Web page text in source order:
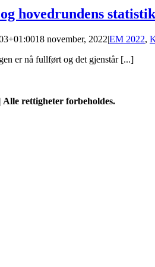
hovedrundens
18 november, 2022|EM 2022,
er nå fullført og det gjenstår [...]
rettigheter forbeholdes.